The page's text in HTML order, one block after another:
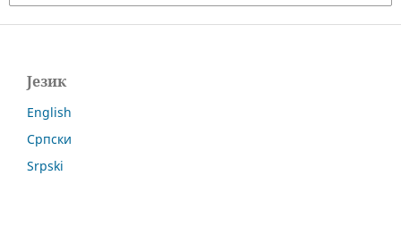
Језик
English
Српски
Srpski